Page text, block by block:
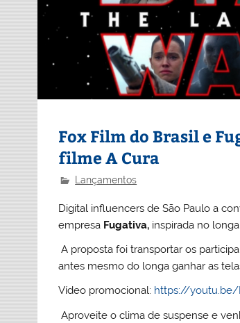
Fox Film do Brasil e
filme A Cura
Lançamentos
Digital influencers de São Paulo a
empresa Fugativa, inspirada no
A proposta foi transportar os
antes mesmo do longa ganhar as
Vídeo promocional: https://youtu.be/
Aproveite o clima de suspense e